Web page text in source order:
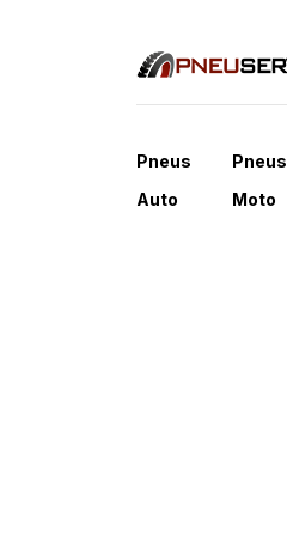
Pneus
Auto
Pneus
Moto